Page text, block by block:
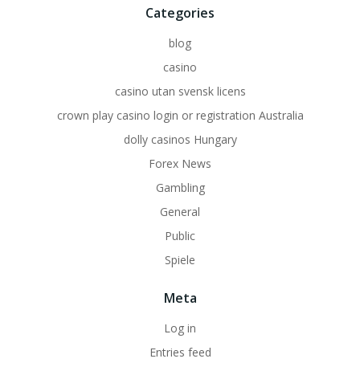
Categories
blog
casino
casino utan svensk licens
crown play casino login or registration Australia
dolly casinos Hungary
Forex News
Gambling
General
Public
Spiele
Meta
Log in
Entries feed